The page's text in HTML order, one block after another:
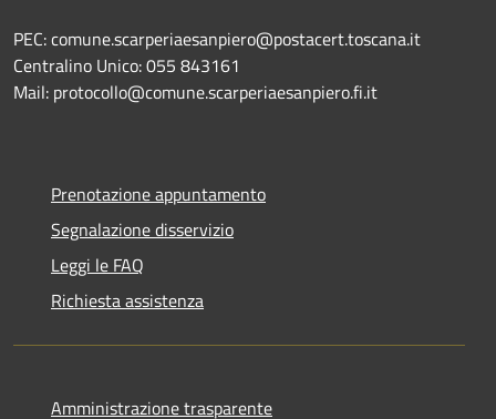
PEC: comune.scarperiaesanpiero@postacert.toscana.it
Centralino Unico: 055 843161
Mail: protocollo@comune.scarperiaesanpiero.fi.it
Prenotazione appuntamento
Segnalazione disservizio
Leggi le FAQ
Richiesta assistenza
Amministrazione trasparente